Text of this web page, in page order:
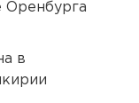
Оренбурга
в